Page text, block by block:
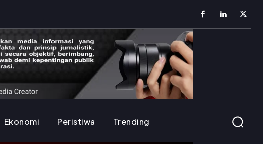
Ekonomi Peristiwa Trending